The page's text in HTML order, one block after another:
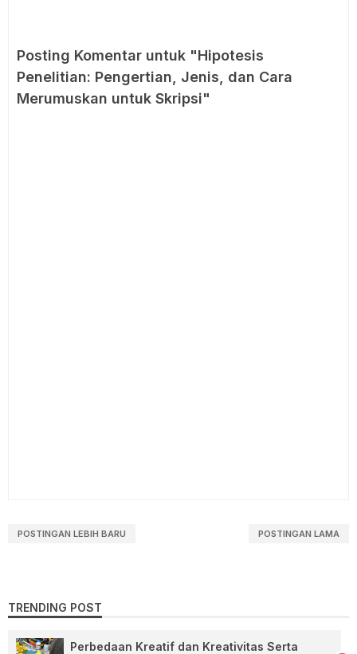
Posting Komentar untuk "Hipotesis
Penelitian: Pengertian, Jenis, dan Cara
Merumuskan untuk Skripsi"
POSTINGAN LEBIH BARU POSTINGAN LAMA
TRENDING POST
Perbedaan Kreatif dan Kreativitas Serta